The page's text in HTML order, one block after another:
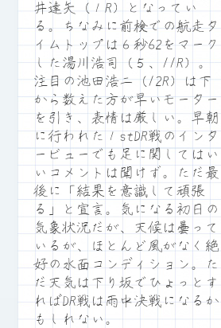
井達矢（１R）となってい
る。ちなみに前検での航走タ
イムトップは６秒62をマーク
した湯川浩司（５、11R）。
注目の池田浩二（12R）は下
から数えた方が早いモーター
を引き、表情は厳しい。早朝
に行われた１stDR戦のインタ
ービューでも足に関してはい
いコメントは聞けず。ただ最
後に「結果を意識して頑張
る」と宣言。気になる初日の
気象状況だが、天候は曇って
いるが、ほとんど風がなく絶
好の水面コンディション。た
だ天気は下り坂でひょっとす
ればDR戦は雨中決戦になるか
もしれない。